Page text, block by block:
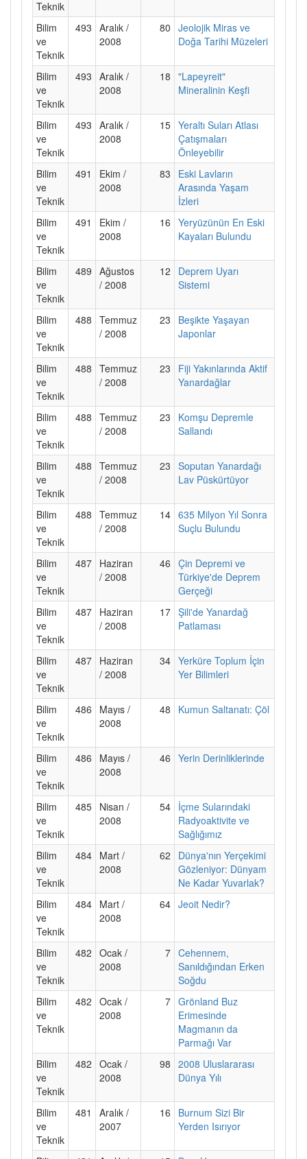
Teknik
Bilim
ve
Teknik
493 Aralık /
2008
80 Jeolojik Miras ve
Doğa Tarihi Müzeleri
Bilim
ve
Teknik
493 Aralık /
2008
18 "Lapeyreit"
Mineralinin Keşfi
Bilim
ve
Teknik
493 Aralık /
2008
15 Yeraltı Suları Atlası
Çatışmaları
Önleyebilir
Bilim
ve
Teknik
491
Ekim /
2008
83
Eski Lavların
Arasında Yaşam
İzleri
Bilim
ve
Teknik
491
Ekim /
2008
16 Yeryüzünün En Eski
Kayaları Bulundu
Bilim
ve
Teknik
489 Ağustos
/ 2008
12
Deprem Uyarı
Sistemi
Bilim
ve
Teknik
488 Temmuz
/ 2008
23
Beşikte Yaşayan
Japonlar
Bilim
ve
Teknik
488 Temmuz
/ 2008
23
Fiji Yakınlarında Aktif
Yanardağlar
Bilim
ve
Teknik
488 Temmuz
/ 2008
23
Komşu Depremle
Sallandı
Bilim
ve
Teknik
488 Temmuz
/ 2008
23 Soputan Yanardağı
Lav Püskürtüyor
Bilim
ve
Teknik
488 Temmuz
/ 2008
14 635 Milyon Yıl Sonra
Suçlu Bulundu
Bilim
ve
Teknik
487 Haziran
/ 2008
46 Çin Depremi ve
Türkiye'de Deprem
Gerçeği
Bilim
ve
Teknik
487 Haziran
/ 2008
17 Şili'de Yanardağ
Patlaması
Bilim
ve
Teknik
487 Haziran
/ 2008
34 Yerküre Toplum İçin
Yer Bilimleri
Bilim
ve
Teknik
486
Mayıs /
2008
48 Kumun Saltanatı: Çöl
Bilim
ve
Teknik
486
Mayıs /
2008
46 Yerin Derinliklerinde
Bilim
ve
Teknik
485 Nisan /
2008
54 İçme Sularındaki
Radyoaktivite ve
Sağlığımız
Bilim
ve
Teknik
484 Mart /
2008
62
Dünya'nın Yerçekimi
Gözleniyor: Dünyam
Ne Kadar Yuvarlak?
Bilim
ve
Teknik
484 Mart /
2008
64 Jeoit Nedir?
Bilim
ve
Teknik
482 Ocak /
2008
7 Cehennem,
Sanıldığından Erken
Soğdu
Bilim
ve
Teknik
482 Ocak /
2008
7 Grönland Buz
Erimesinde
Magmanın da
Parmağı Var
Bilim
ve
Teknik
482 Ocak /
2008
98 2008 Uluslararası
Dünya Yılı
Bilim
ve
Teknik
481
Aralık /
2007
16
Burnum Sizi Bir
Yerden Isırıyor